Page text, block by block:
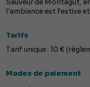
Sauveur de Montagut,
l'ambiance est festive
Tarifs
Tarif unique : 10 €
Modes de paiement